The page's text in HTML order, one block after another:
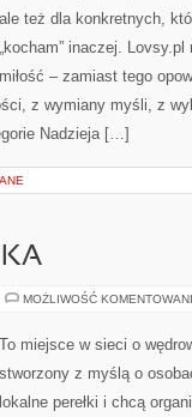
ale też dla konkretnych,
„kocham” inaczej.
miłość – zamiast tego
z wymiany myśli, z
Nadzieja […]
MOŻLIWOŚĆ
To miejsce w sieci o
stworzony z myślą o
lokalne perełki i chcą